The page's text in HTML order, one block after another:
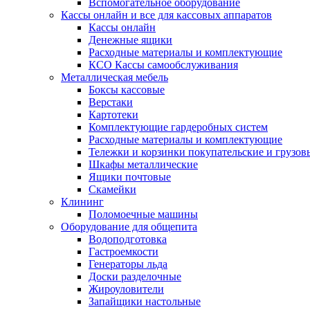
Вспомогательное оборудование
Кассы онлайн и все для кассовых аппаратов
Кассы онлайн
Денежные ящики
Расходные материалы и комплектующие
КСО Кассы самообслуживания
Металлическая мебель
Боксы кассовые
Верстаки
Картотеки
Комплектующие гардеробных систем
Расходные материалы и комплектующие
Тележки и корзинки покупательские и
Шкафы металлические
Ящики почтовые
Скамейки
Клининг
Поломоечные машины
Оборудование для общепита
Водоподготовка
Гастроемкости
Генераторы льда
Доски разделочные
Жироуловители
Запайщики настольные